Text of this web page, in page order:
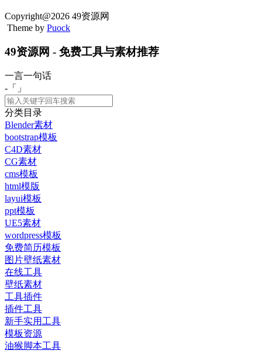
Copyright@2026 49资源网
Theme by Puock
49资源网 - 免费工具与素材推荐
一言一句话
-「
」
分类目录
Blender素材
bootstrap模板
C4D素材
CG素材
cms模板
html模版
layui模板
ppt模板
UE5素材
wordpress模板
免费简历模板
图片壁纸素材
在线工具
壁纸素材
工具插件
插件工具
新手实用工具
模板资源
油猴脚本工具